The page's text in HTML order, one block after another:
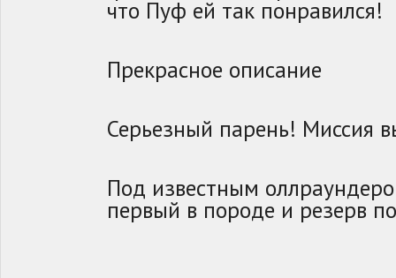
что Пуф ей так понравился!
Прекрасное описание
Серьезный парень! Миссия
Под известным
первый в породе и резерв